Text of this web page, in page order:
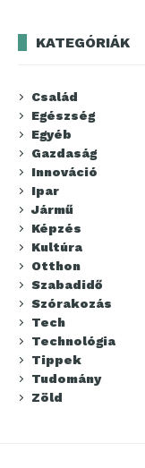
KATEGÓRIÁK
Család
Egészség
Egyéb
Gazdaság
Innováció
Ipar
Jármű
Képzés
Kultúra
Otthon
Szabadidő
Szórakozás
Tech
Technológia
Tippek
Tudomány
Zöld